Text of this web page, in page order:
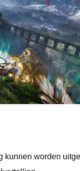
kunnen worden